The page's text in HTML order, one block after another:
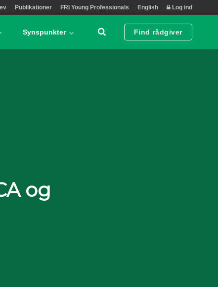
Publikationer FRI Young Professionals English Log ind
Synspunkter Find rådgiver
og